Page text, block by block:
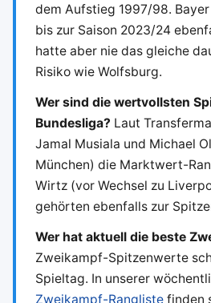
dem Aufstieg 1997/98.
bis zur Saison 2023/24
hatte aber nie das gleiche
Risiko wie Wolfsburg.
Wer sind die wertvollsten
Bundesliga? Laut
Jamal Musiala und Michael
München) die Marktwert-
Wirtz (vor Wechsel zu
gehörten ebenfalls zur
Wer hat aktuell die beste
Zweikampf-Spitzenwerte
Spieltag. In unserer
Zweikampf-Rangliste finden